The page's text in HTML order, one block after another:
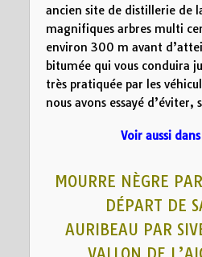
ancien site de distillerie de
magnifiques arbres multi
environ 300 m avant
bitumée qui vous conduira
très pratiquée par les
nous avons essayé d’éviter,
Voir aussi
MOURRE NÈGRE
DÉPART DE
AURIBEAU PAR